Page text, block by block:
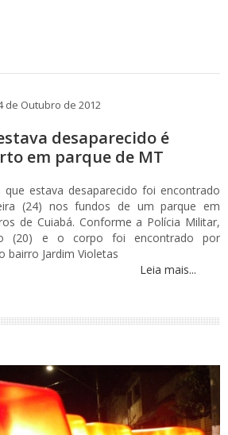
de Outubro de 2012
desaparecido é
em parque de MT
estava desaparecido foi encontrado
(24) nos fundos de um parque em
de Cuiabá. Conforme a Polícia Militar,
(20) e o corpo foi encontrado por
bairro Jardim Violetas
Leia mais...